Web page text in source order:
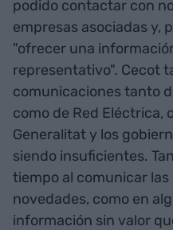
podido contactar con
empresas asociadas y,
"ofrecer una
representativo". Cecot
comunicaciones tanto
como de Red Eléctrica,
Generalitat y los
siendo insuficientes.
tiempo al comunicar
novedades, como en
información sin valor